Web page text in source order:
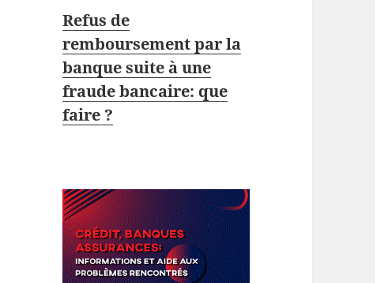
Refus de
remboursement par la
banque suite à une
fraude bancaire: que
faire ?